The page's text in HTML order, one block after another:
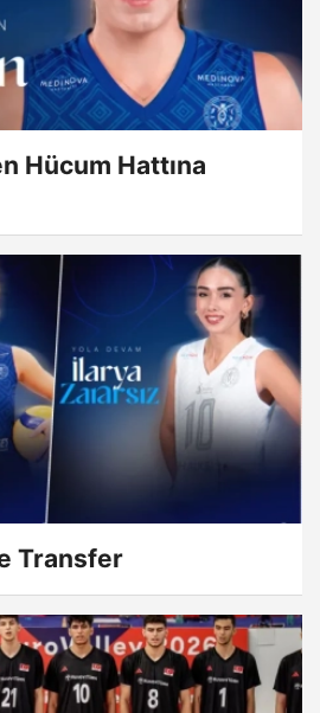
Hücum Hattına
Transfer